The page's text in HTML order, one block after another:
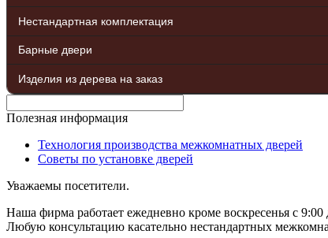
Нестандартная комплектация
Барные двери
Изделия из дерева на заказ
Полезная информация
Технология производства межкомнатных дверей
Советы по установке дверей
Уважаемы посетители.
Наша фирма работает ежедневно кроме воскресенья с 9:00
Любую консультацию касательно нестандартных